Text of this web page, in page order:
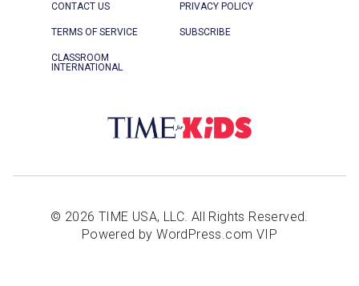
CONTACT US PRIVACY POLICY
TERMS OF SERVICE SUBSCRIBE
CLASSROOM
INTERNATIONAL
© 2026 TIME USA, LLC. All Rights Reserved.
Powered by WordPress.com VIP